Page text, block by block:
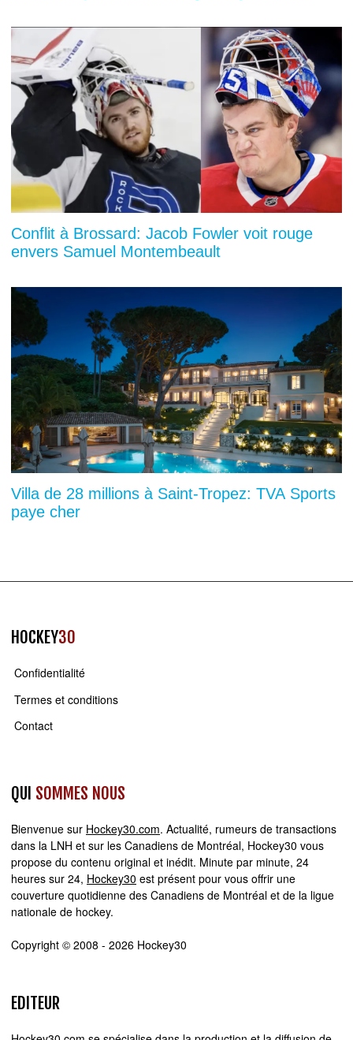
Conflit à Brossard: Jacob Fowler voit rouge
envers Samuel Montembeault
Villa de 28 millions à Saint-Tropez: TVA Sports
paye cher
HOCKEY30
Confidentialité
Termes et conditions
Contact
QUI SOMMES NOUS
Bienvenue sur Hockey30.com. Actualité, rumeurs de transactions
dans la LNH et sur les Canadiens de Montréal, Hockey30 vous
propose du contenu original et inédit. Minute par minute, 24
heures sur 24, Hockey30 est présent pour vous offrir une
couverture quotidienne des Canadiens de Montréal et de la ligue
nationale de hockey.
Copyright © 2008 - 2026 Hockey30
EDITEUR